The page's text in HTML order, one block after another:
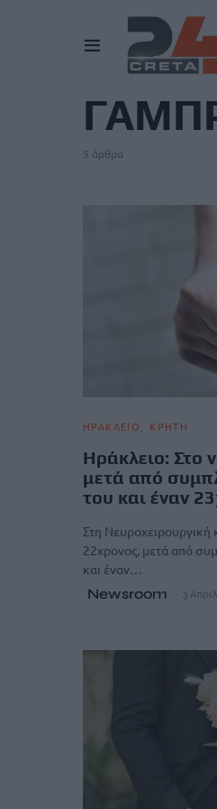
5 άρθρα
ΗΡΑΚΛΕΙΟ ΚΡΗΤΗ
Ηράκλειο: Στο
μετά από
του και έναν
Στη Νευροχειρουργική
22χρονος, μετά από
και έναν…
Newsroom 3